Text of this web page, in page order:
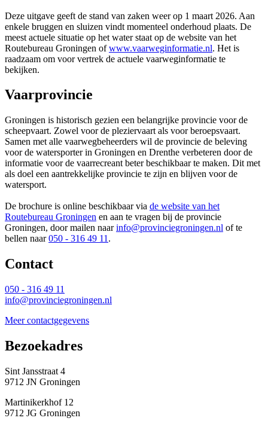
Deze uitgave geeft de stand van zaken weer op 1 maart 2026. Aan
enkele bruggen en sluizen vindt momenteel onderhoud plaats. De
meest actuele situatie op het water staat op de website van het
Routebureau Groningen ofwww.vaarweginformatie.nl. Het is
raadzaam om voor vertrek de actuele vaarweginformatie te
bekijken.
Vaarprovincie
Groningen is historisch gezien een belangrijke provincie voor de
scheepvaart. Zowel voor de pleziervaart als voor beroepsvaart.
Samen met alle vaarwegbeheerders wil de provincie de beleving
voor de watersporter in Groningen en Drenthe verbeteren door de
informatie voor de vaarrecreant beter beschikbaar te maken. Dit met
als doel een aantrekkelijke provincie te zijn en blijven voor de
watersport.
De brochure is online beschikbaar via de website van het
Routebureau Groningen en aan te vragen bij de provincie
Groningen, door mailen naarinfo@provinciegroningen.nl of te
bellen naar050 - 316 49 11 .
Contact
050 - 316 49 11
info@provinciegroningen.nl
Meer contactgegevens
Bezoekadres
Sint Jansstraat 4
9712 JN Groningen
Martinikerkhof 12
9712 JG Groningen